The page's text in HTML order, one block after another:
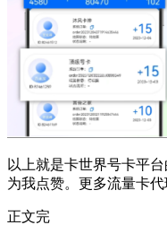
以上就是卡世界号卡平
为我点赞。更多流量卡
正文完